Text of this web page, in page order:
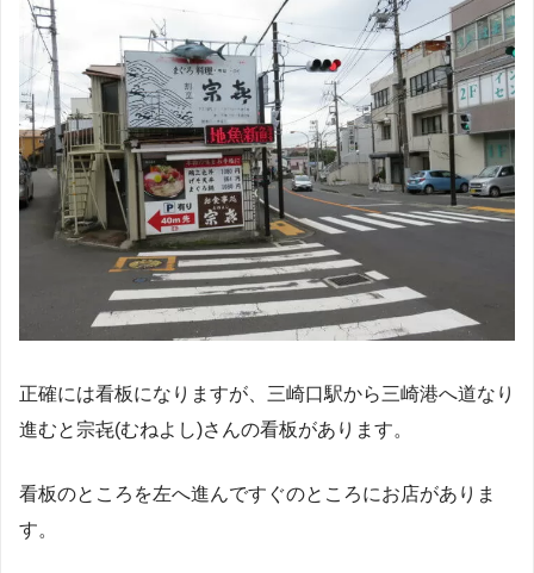
正確には看板になりますが、三崎口駅から三崎港へ道なり
進むと宗㐂(むねよし)さんの看板があります。
看板のところを左へ進んですぐのところにお店がありま
す。